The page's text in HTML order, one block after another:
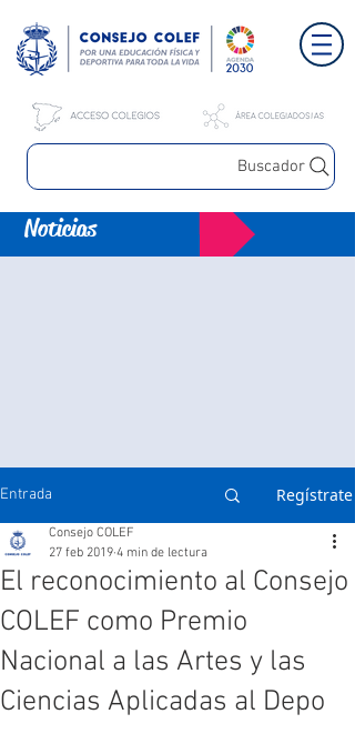
Buscador
Noticias
Entrada Regístrate
El reconocimiento al Consejo
COLEF como Premio
Nacional a las Artes y las
Ciencias Aplicadas al Depo
Consejo COLEF
27 feb 2019 4 min de lectura